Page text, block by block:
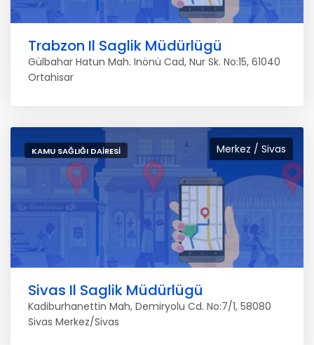
Trabzon Il Saglik Müdürlügü
Gülbahar Hatun Mah. Inönü Cad, Nur Sk. No:15, 61040
Ortahisar
Merkez / Sivas
KAMU SAĞLIĞI DAIRESI
Sivas Il Saglik Müdürlügü
Kadiburhanettin Mah, Demiryolu Cd. No:7/1, 58080
Sivas Merkez/Sivas